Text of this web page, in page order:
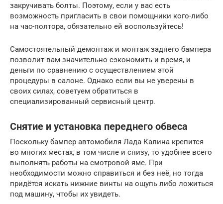
закручивать болты. Поэтому, если у вас есть
возможность пригласить в свои помощники кого-либо
на час-полтора, обязательно ей воспользуйтесь!
Самостоятельный демонтаж и монтаж заднего бампера
позволит вам значительно сэкономить и время, и
деньги по сравнению с осуществлением этой
процедуры в салоне. Однако если вы не уверены в
своих силах, советуем обратиться в
специализированный сервисный центр.
Снятие и установка переднего обвеса
Поскольку бампер автомобиля Лада Калина крепится
во многих местах, в том числе и снизу, то удобнее всего
выполнять работы на смотровой яме. При
необходимости можно справиться и без неё, но тогда
придётся искать нижние винты на ощупь либо ложиться
под машину, чтобы их увидеть.